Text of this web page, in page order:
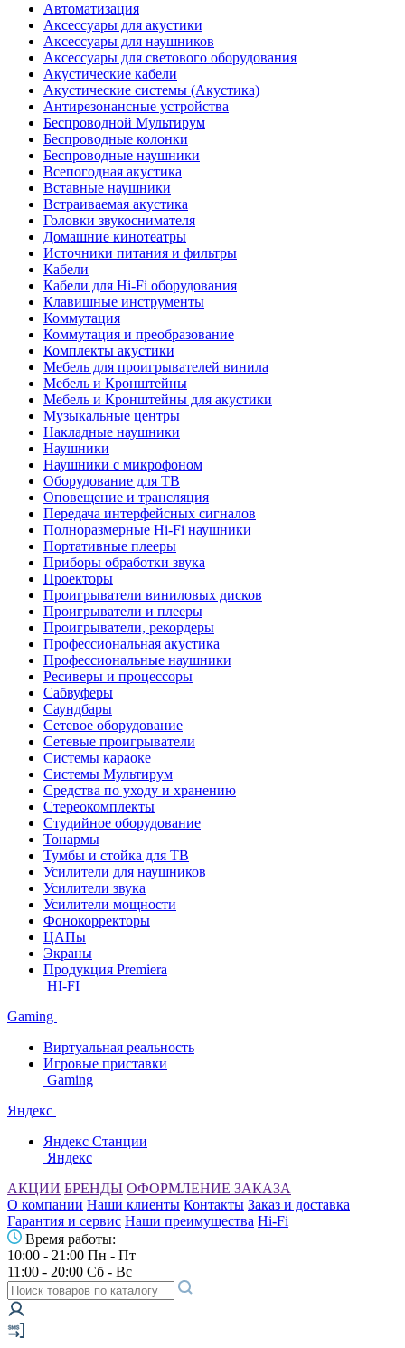
Автоматизация
Аксессуары для акустики
Аксессуары для наушников
Аксессуары для светового оборудования
Акустические кабели
Акустические системы (Акустика)
Антирезонансные устройства
Беспроводной Мультирум
Беспроводные колонки
Беспроводные наушники
Всепогодная акустика
Вставные наушники
Встраиваемая акустика
Головки звукоснимателя
Домашние кинотеатры
Источники питания и фильтры
Кабели
Кабели для Hi-Fi оборудования
Клавишные инструменты
Коммутация
Коммутация и преобразование
Комплекты акустики
Мебель для проигрывателей винила
Мебель и Кронштейны
Мебель и Кронштейны для акустики
Музыкальные центры
Накладные наушники
Наушники
Наушники с микрофоном
Оборудование для ТВ
Оповещение и трансляция
Передача интерфейсных сигналов
Полноразмерные Hi-Fi наушники
Портативные плееры
Приборы обработки звука
Проекторы
Проигрыватели виниловых дисков
Проигрыватели и плееры
Проигрыватели, рекордеры
Профессиональная акустика
Профессиональные наушники
Ресиверы и процессоры
Сабвуферы
Саундбары
Сетевое оборудование
Сетевые проигрыватели
Системы караоке
Системы Мультирум
Средства по уходу и хранению
Стереокомплекты
Студийное оборудование
Тонармы
Тумбы и стойка для ТВ
Усилители для наушников
Усилители звука
Усилители мощности
Фонокорректоры
ЦАПы
Экраны
Продукция Premiera
HI-FI
Gaming
Виртуальная реальность
Игровые приставки
Gaming
Яндекс
Яндекс Станции
Яндекс
АКЦИИ БРЕНДЫ ОФОРМЛЕНИЕ ЗАКАЗА
О компании Наши клиенты Контакты Заказ и доставка
Гарантия и сервис Наши преимущества Hi-Fi
Время работы:
10:00 - 21:00 Пн - Пт
11:00 - 20:00 Сб - Вс